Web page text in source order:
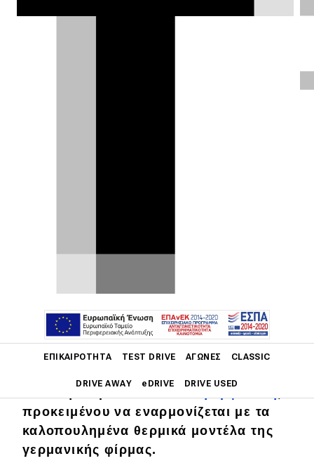
ΕΠΙΚΑΙΡΌΤΗΤΑ TEST DRIVE ΑΓΏΝΕΣ CLASSIC
DRIVE AWAY eDRIVE DRIVE USED
Main navigation
Επικαιρότητα
σε μεγάλο βαθμό τα μοντέλα με
προκειμένου να εναρμονίζεται με τα
καλοπουλημένα θερμικά μοντέλα της
γερμανικής φίρμας.